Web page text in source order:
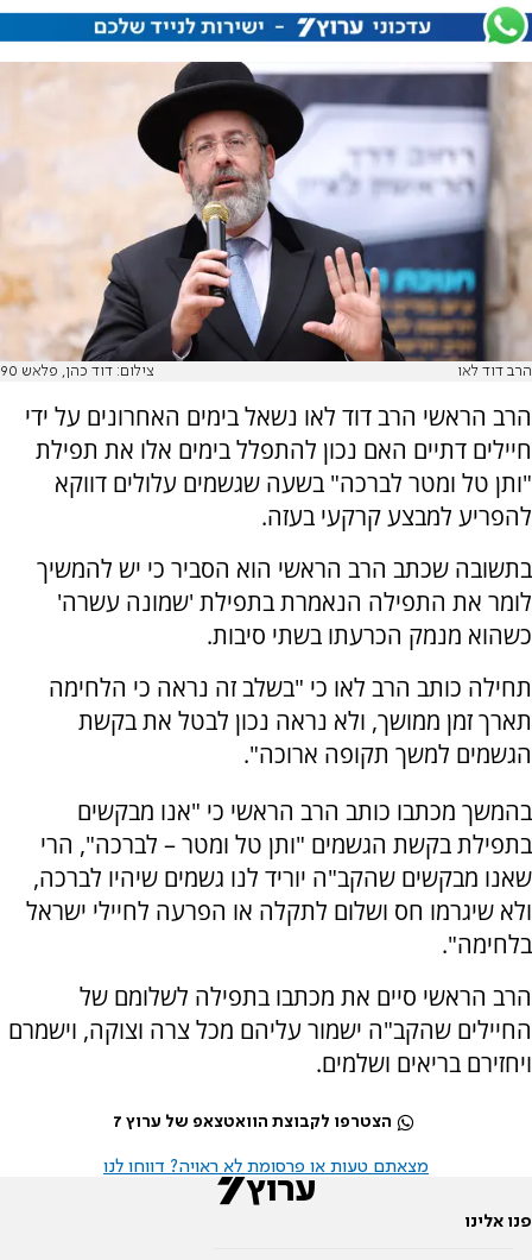
הרב דוד לאו צילום: דוד כהן, פלאש 90
הרב הראשי הרב דוד לאו נשאל בימים האחרונים על ידי
חיילים דתיים האם נכון להתפלל בימים אלו את תפילת
"ותן טל ומטר לברכה" בשעה שגשמים עלולים דווקא
להפריע למבצע קרקעי בעזה.
בתשובה שכתב הרב הראשי הוא הסביר כי יש להמשיך
לומר את התפילה הנאמרת בתפילת 'שמונה עשרה'
כשהוא מנמק הכרעתו בשתי סיבות.
תחילה כותב הרב לאו כי "בשלב זה נראה כי הלחימה
תארך זמן ממושך, ולא נראה נכון לבטל את בקשת
הגשמים למשך תקופה ארוכה".
בהמשך מכתבו כותב הרב הראשי כי "אנו מבקשים
בתפילת בקשת הגשמים "ותן טל ומטר – לברכה", הרי
שאנו מבקשים שהקב"ה יוריד לנו גשמים שיהיו לברכה,
ולא שיגרמו חס ושלום לתקלה או הפרעה לחיילי ישראל
בלחימה".
הרב הראשי סיים את מכתבו בתפילה לשלומם של
החיילים שהקב"ה ישמור עליהם מכל צרה וצוקה, וישמרם
ויחזירם בריאים ושלמים.
הצטרפו לקבוצת הוואטצאפ של ערוץ 7
מצאתם טעות או פרסומת לא ראויה? דווחו לנו
פנו אלינו